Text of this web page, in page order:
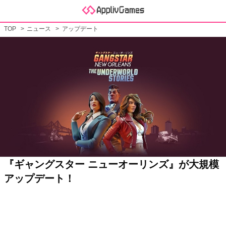
TOP ニュース アップデート
『ギャングスター ニューオーリンズ』が大規模
アップデート！